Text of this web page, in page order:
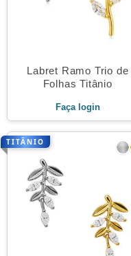
Labret Ramo Trio de
Folhas Titânio
Faça login
TITÂNIO